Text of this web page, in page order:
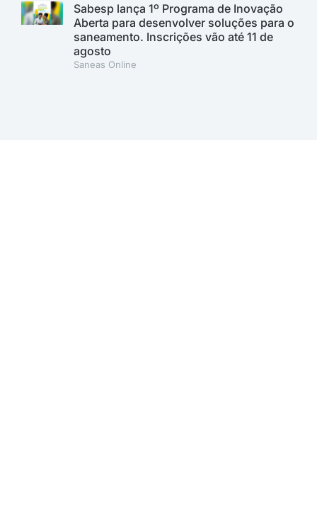
Sabesp lança 1º Programa de Inovação
Aberta para desenvolver soluções para o
saneamento. Inscrições vão até 11 de
agosto
Saneas Online